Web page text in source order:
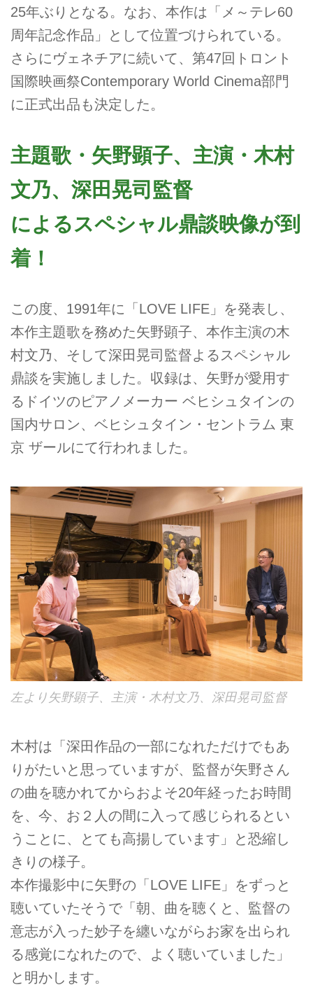
25年ぶりとなる。なお、本作は「メ～テレ60
周年記念作品」として位置づけられている。
さらにヴェネチアに続いて、第47回トロント
国際映画祭Contemporary World Cinema部門
に正式出品も決定した。
主題歌・矢野顕子、主演・木村
文乃、深田晃司監督
によるスペシャル鼎談映像が到
着！
この度、1991年に「LOVE LIFE」を発表し、
本作主題歌を務めた矢野顕子、本作主演の木
村文乃、そして深田晃司監督よるスペシャル
鼎談を実施しました。収録は、矢野が愛用す
るドイツのピアノメーカー ベヒシュタインの
国内サロン、ベヒシュタイン・セントラム 東
京 ザールにて行われました。
左より矢野顕子、主演・木村文乃、深田晃司監督
木村は「深田作品の一部になれただけでもあ
りがたいと思っていますが、監督が矢野さん
の曲を聴かれてからおよそ20年経ったお時間
を、今、お２人の間に入って感じられるとい
うことに、とても高揚しています」と恐縮し
きりの様子。
本作撮影中に矢野の「LOVE LIFE」をずっと
聴いていたそうで「朝、曲を聴くと、監督の
意志が入った妙子を纏いながらお家を出られ
る感覚になれたので、よく聴いていました」
と明かします。